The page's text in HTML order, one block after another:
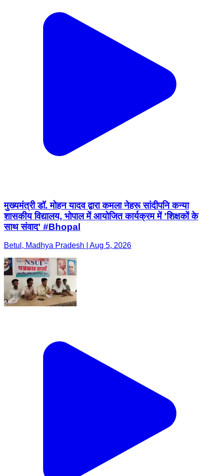
मुख्यमंत्री डॉ. मोहन यादव द्वारा कमला नेहरू सांदीपनि कन्या
शासकीय विद्यालय, भोपाल में आयोजित कार्यक्रम में 'शिक्षकों के
साथ संवाद' #Bhopal
Betul, Madhya Pradesh | Aug 5, 2026